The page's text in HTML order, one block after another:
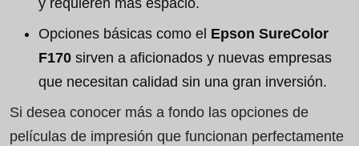
y requieren más espacio.
Opciones básicas como el Epson SureColor
F170 sirven a aficionados y nuevas empresas
que necesitan calidad sin una gran inversión.
Si desea conocer más a fondo las opciones de
películas de impresión que funcionan perfectamente